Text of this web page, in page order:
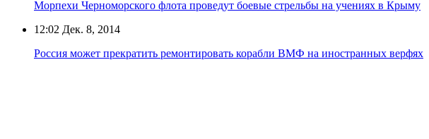
Морпехи Черноморского флота проведут боевые стрельбы на учениях в Крыму
12:02 Дек. 8, 2014
Россия может прекратить ремонтировать корабли ВМФ на иностранных верфях